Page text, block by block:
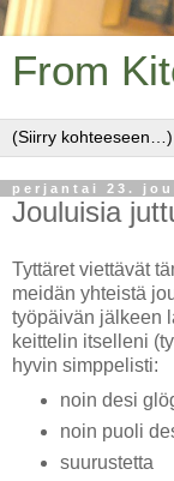
From
perjantai 23.
Jouluisia
Tyttäret viettävät
meidän yhteistä
työpäivän jälkeen
keittelin itselleni
hyvin simppelisti:
noin desi
noin puoli
suurustetta